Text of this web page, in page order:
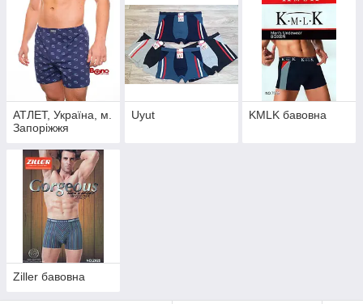
АТЛЕТ, Україна, м.
Запоріжжя
Uyut KMLK бавовна
Ziller бавовна